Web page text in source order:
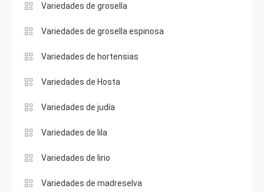
Variedades de grosella
Variedades de grosella espinosa
Variedades de hortensias
Variedades de Hosta
Variedades de judía
Variedades de lila
Variedades de lirio
Variedades de madreselva